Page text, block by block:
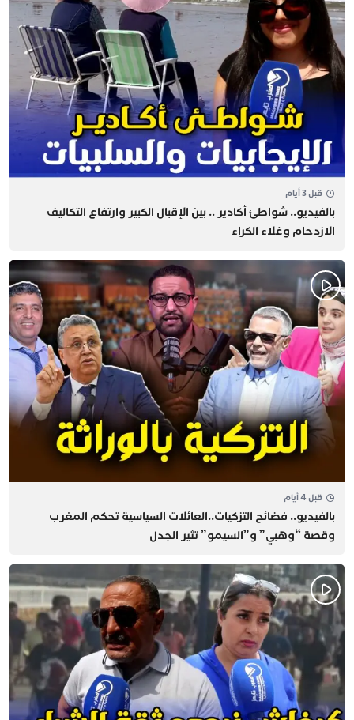
قبل 3 أيام
بالفيديو.. شواطئ أكادير .. بين الإقبال الكبير وارتفاع التكاليف
الازدحام وغلاء الكراء
قبل 4 أيام
بالفيديو.. فضائح التزكيات..العائلات السياسية تحكم المغرب
وقصة “وهبي” و”السيمو” تثير الجدل